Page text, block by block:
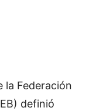
Federación
definió